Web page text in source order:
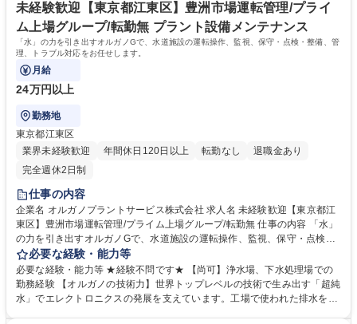
理プラントに関する経験を活かして活躍できます。 学歴・資格 学歴：大
学院 大学 高専 短大 専修学校 高校 語学力： 資格：監理技術者 第一種運転
免許普通自動車
未経験歓迎【東京都江東区】豊洲市場運転管理/プライ
ム上場グループ/転勤無 プラント設備メンテナンス
「水」の力を引き出すオルガノGで、水道施設の運転操作、監視、保守・点検・整備、管
理、トラブル対応をお任せします。
月給
24万円以上
勤務地
東京都江東区
業界未経験歓迎
年間休日120日以上 転勤なし
退職金あり
完全週休2日制
仕事の内容
企業名 オルガノプラントサービス株式会社 求人名 未経験歓迎【東京都江
東区】豊洲市場運転管理/プライム上場グループ/転勤無 仕事の内容 「水」
の力を引き出すオルガノGで、水道施設の運転操作、監視、保守・点検・
整備、管理、トラブル対応をお任せします。 高度経済成長期に普及した全
国の多くの上下水道施設が老朽化、更新時期を迎えています。はじめはこ
れまでのご経験を踏まえて業務をお任せし、徐々に様々な領域にチャレン
ジいただきます。 転勤のない地域限定職としての募集です。地元でじっく
必要な経験・能力等
必要な経験・能力等 ★経験不問です★ 【尚可】浄水場、下水処理場での
勤務経験 【オルガノの技術力】世界トップレベルの技術で生み出す「超純
水」でエレクトロニクスの発展を支えています。工場で使われた排水を再